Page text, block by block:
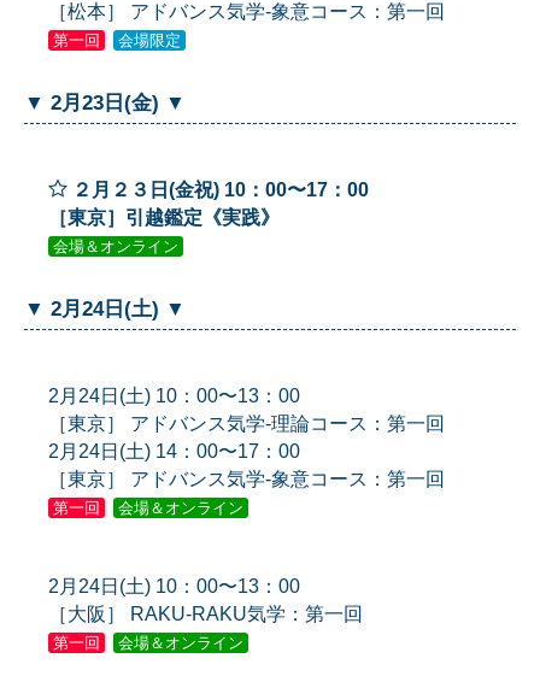
［松本］ アドバンス気学-象意コース：第一回
第一回 会場限定
▼ 2月23日(金) ▼
２月２３日(金祝) 10：00〜17：00
［東京］引越鑑定《実践》
会場＆オンライン
▼ 2月24日(土) ▼
2月24日(土) 10：00〜13：00
［東京］ アドバンス気学-理論コース：第一回
2月24日(土) 14：00〜17：00
［東京］ アドバンス気学-象意コース：第一回
第一回 会場＆オンライン
2月24日(土) 10：00〜13：00
［大阪］ RAKU-RAKU気学：第一回
第一回 会場＆オンライン